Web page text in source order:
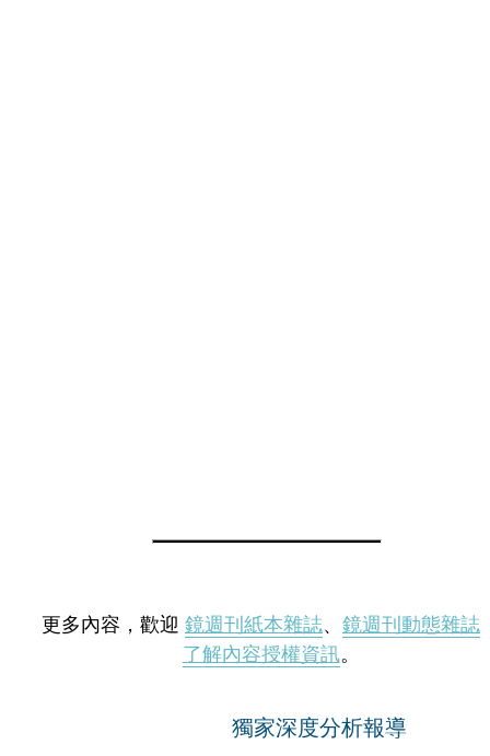
更多內容，歡迎 鏡週刊紙本雜誌、 鏡週刊動態雜誌
了解內容授權資訊。
獨家深度分析報導